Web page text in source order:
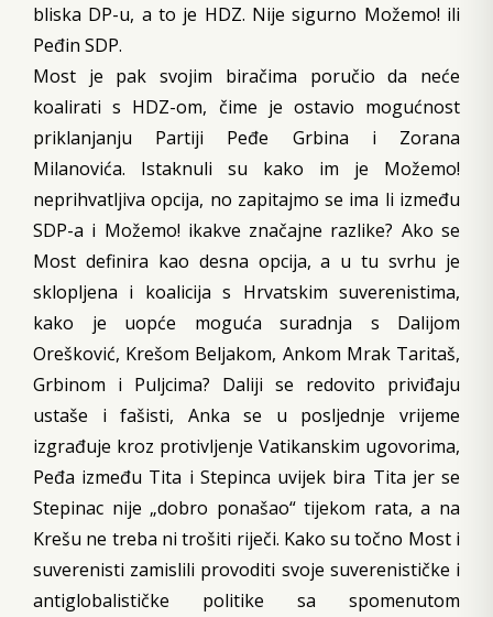
bliska DP-u, a to je HDZ. Nije sigurno Možemo! ili
Peđin SDP.
Most je pak svojim biračima poručio da neće
koalirati s HDZ-om, čime je ostavio mogućnost
priklanjanju Partiji Peđe Grbina i Zorana
Milanovića. Istaknuli su kako im je Možemo!
neprihvatljiva opcija, no zapitajmo se ima li između
SDP-a i Možemo! ikakve značajne razlike? Ako se
Most definira kao desna opcija, a u tu svrhu je
sklopljena i koalicija s Hrvatskim suverenistima,
kako je uopće moguća suradnja s Dalijom
Orešković, Krešom Beljakom, Ankom Mrak Taritaš,
Grbinom i Puljcima? Daliji se redovito priviđaju
ustaše i fašisti, Anka se u posljednje vrijeme
izgrađuje kroz protivljenje Vatikanskim ugovorima,
Peđa između Tita i Stepinca uvijek bira Tita jer se
Stepinac nije „dobro ponašao“ tijekom rata, a na
Krešu ne treba ni trošiti riječi. Kako su točno Most i
suverenisti zamislili provoditi svoje suverenističke i
antiglobalističke politike sa spomenutom